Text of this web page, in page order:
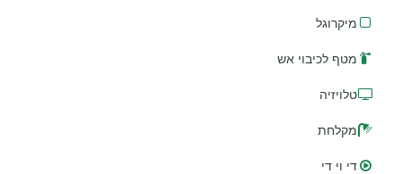
מיקרוגל
מטף לכיבוי אש
טלויזיה
מקלחת
די וי די